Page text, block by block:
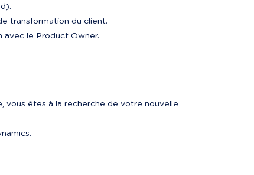
vous êtes à la recherche de votre nouvelle